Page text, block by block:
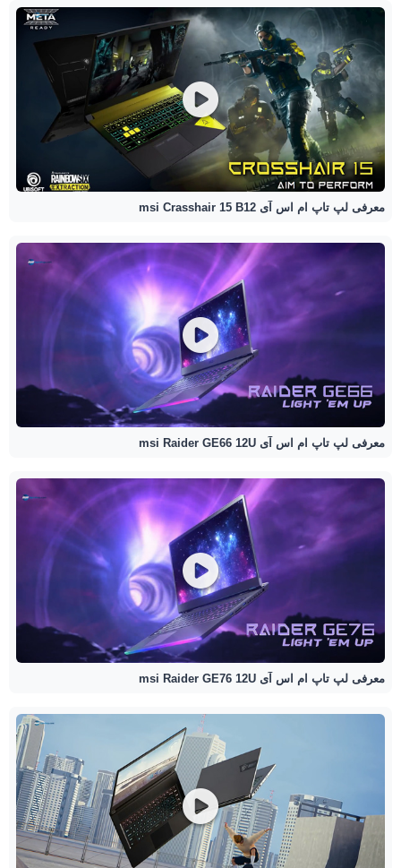
معرفی لپ تاپ ام اس آی msi Crasshair 15 B12
معرفی لپ تاپ ام اس آی msi Raider GE66 12U
معرفی لپ تاپ ام اس آی msi Raider GE76 12U